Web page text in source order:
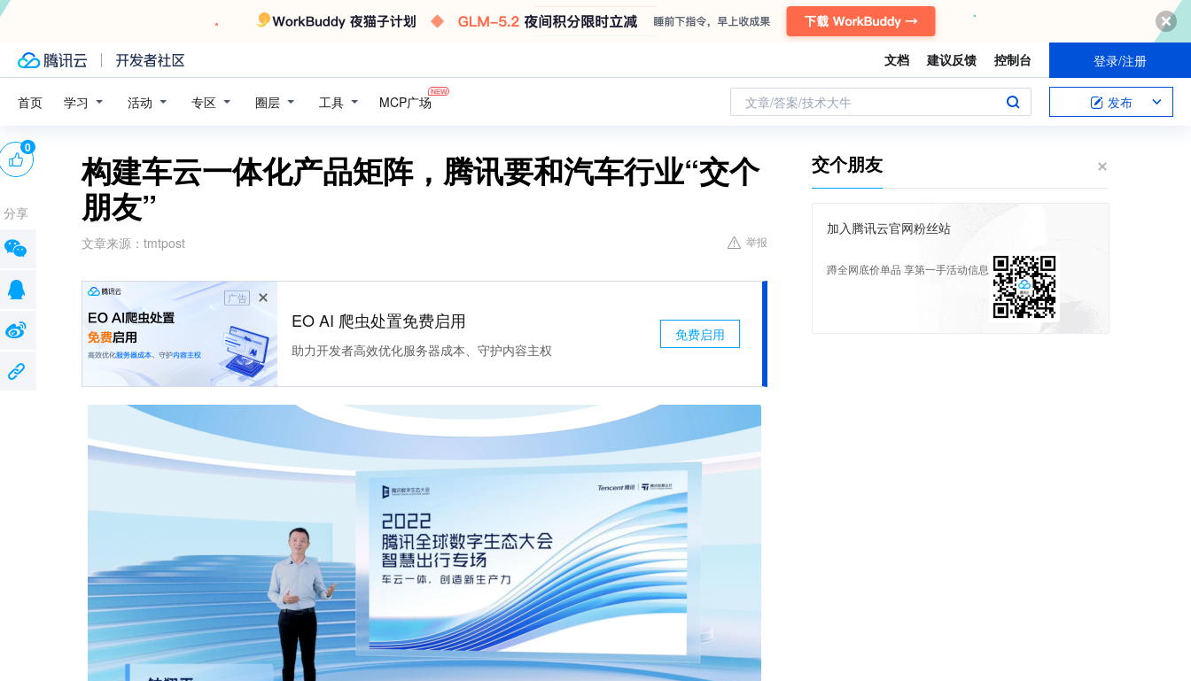
文档 建议反馈 控制台 登录/注册
首页 学习 活动 专区 圈层 工具 MCP广场 文章/答案/技术大牛 发布
构建车云一体化产品矩阵，腾讯要和汽车行业“交个
朋友”
文章来源： tmtpost 举报
广告
EO AI 爬虫处置免费启用
助力开发者高效优化服务器成本、守护内容主权
免费启用
0
分享
交个朋友
加入腾讯云官网粉丝站
蹲全网底价单品 享第一手活动信息